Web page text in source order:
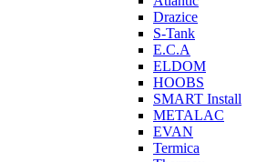
Drazice
S-Tank
E.C.A
ELDOM
HOOBS
SMART Install
METALAC
EVAN
Termica